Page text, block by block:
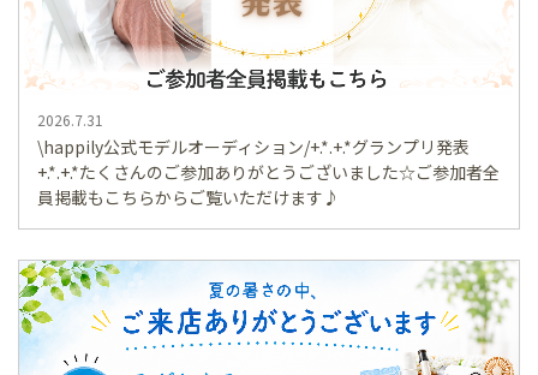
2026.7.31
\happily公式モデルオーディション/+.*.+.*グランプリ発表
+.*.+.*たくさんのご参加ありがとうございました☆ご参加者全
員掲載もこちらからご覧いただけます♪